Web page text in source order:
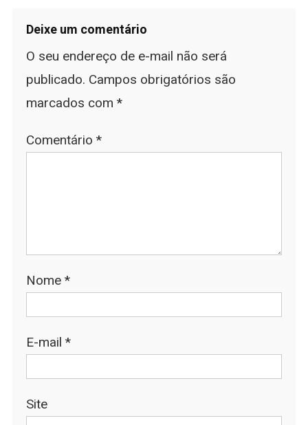
Deixe um comentário
O seu endereço de e-mail não será
publicado. Campos obrigatórios são
marcados com *
Comentário *
Nome *
E-mail *
Site